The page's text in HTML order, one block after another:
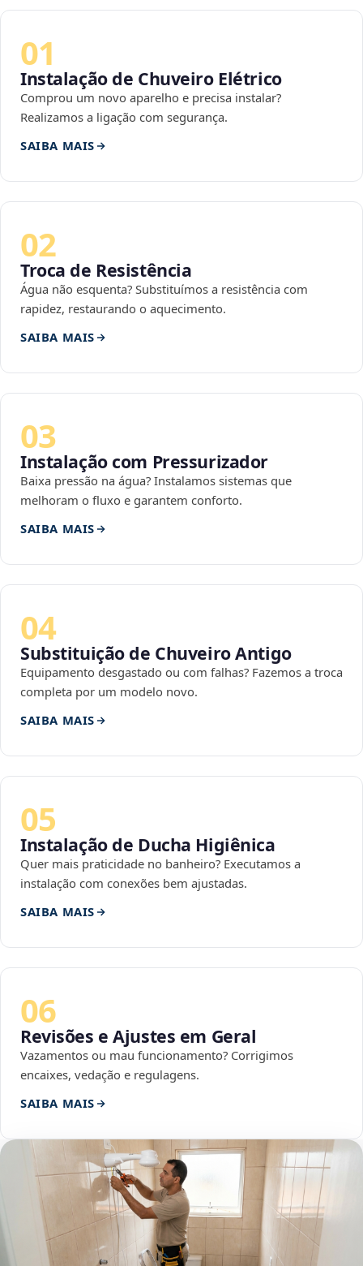
01
Instalação de Chuveiro Elétrico
Comprou um novo aparelho e precisa instalar?
Realizamos a ligação com segurança.
SAIBA MAIS
02
Troca de Resistência
Água não esquenta? Substituímos a resistência com
rapidez, restaurando o aquecimento.
SAIBA MAIS
03
Instalação com Pressurizador
Baixa pressão na água? Instalamos sistemas que
melhoram o fluxo e garantem conforto.
SAIBA MAIS
04
Substituição de Chuveiro Antigo
Equipamento desgastado ou com falhas? Fazemos a troca
completa por um modelo novo.
SAIBA MAIS
05
Instalação de Ducha Higiênica
Quer mais praticidade no banheiro? Executamos a
instalação com conexões bem ajustadas.
SAIBA MAIS
06
Revisões e Ajustes em Geral
Vazamentos ou mau funcionamento? Corrigimos
encaixes, vedação e regulagens.
SAIBA MAIS